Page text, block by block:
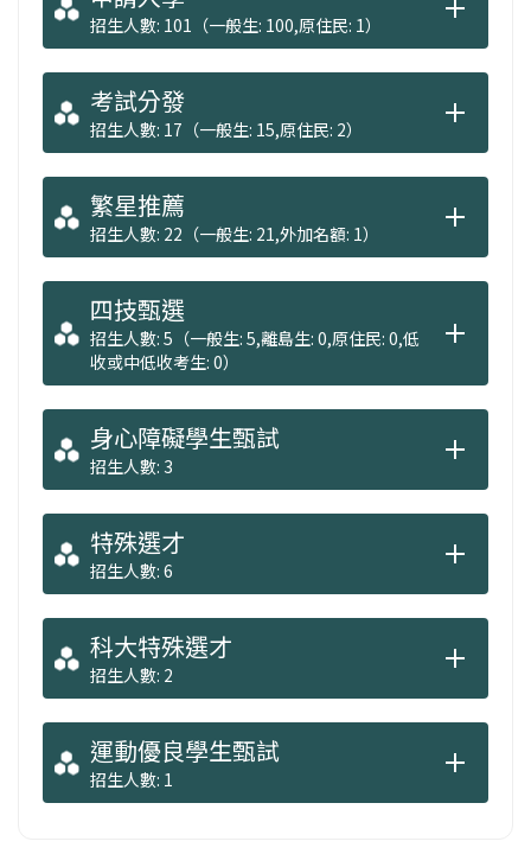
招生人數: 101（一般生: 100,原住民: 1）
考試分發
招生人數: 17（一般生: 15,原住民: 2）
繁星推薦
招生人數: 22（一般生: 21,外加名額: 1）
四技甄選
招生人數: 5（一般生: 5,離島生: 0,原住民: 0,低
收或中低收考生: 0）
身心障礙學生甄試
招生人數: 3
特殊選才
招生人數: 6
科大特殊選才
招生人數: 2
運動優良學生甄試
招生人數: 1